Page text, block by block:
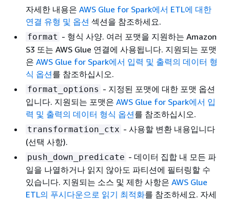
자세한 내용은 AWS Glue for Spark에서 ETL에 대한
연결 유형 및 옵션 섹션을 참조하세요.
format - 형식 사양. 여러 포맷을 지원하는 Amazon
S3 또는 AWS Glue 연결에 사용됩니다. 지원되는 포맷
은 AWS Glue for Spark에서 입력 및 출력의 데이터 형
식 옵션를 참조하십시오.
format_options - 지정된 포맷에 대한 포맷 옵션
입니다. 지원되는 포맷은 AWS Glue for Spark에서 입
력 및 출력의 데이터 형식 옵션를 참조하십시오.
transformation_ctx - 사용할 변환 내용입니다
(선택 사항).
push_down_predicate - 데이터 집합 내 모든 파
일을 나열하거나 읽지 않아도 파티션에 필터링할 수
있습니다. 지원되는 소스 및 제한 사항은 AWS Glue
ETL의 푸시다운으로 읽기 최적화를 참조하세요. 자세